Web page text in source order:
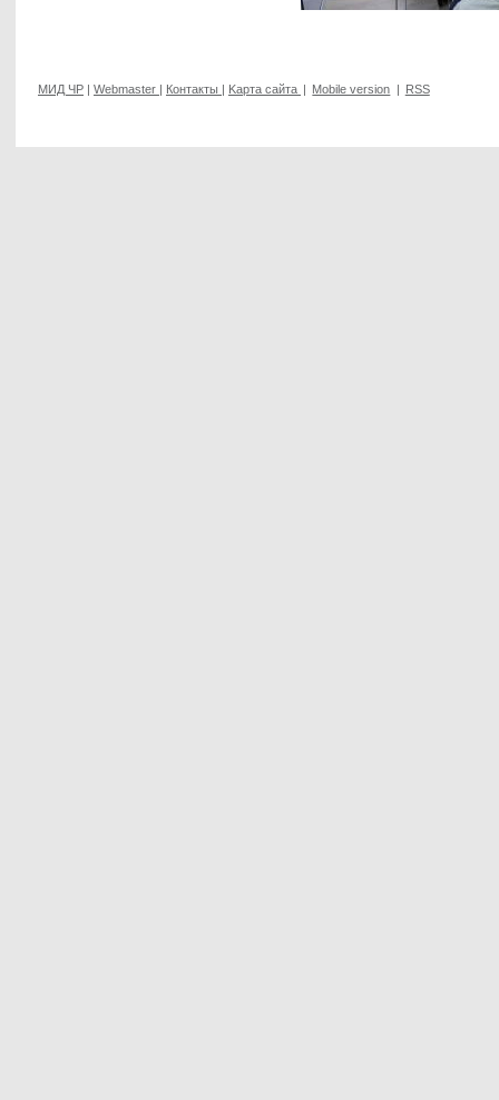
МИД ЧР | Webmaster | Контакты | Kарта сайта | Mobile version | RSS